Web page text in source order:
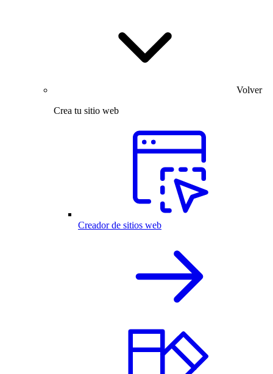
Volver
Crea tu sitio web
Creador de sitios web